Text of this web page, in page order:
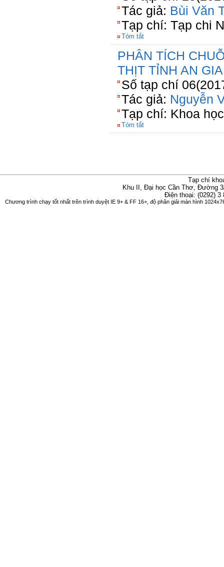
Tác giả: Bùi Văn
Tạp chí: Tạp chi
Tóm tắt
PHÂN TÍCH
THỊT TỈNH AN
Số tạp chí
Tác giả: Nguyễn
Tạp chí: Khoa
Tóm tắt
Tạp chí
Khu II, Đại học Cần Thơ, Đường
Điện thoại: (0292)
Chương trình chạy tốt nhất trên trình duyệt IE 9+ & FF 16+, độ phân giải màn hình